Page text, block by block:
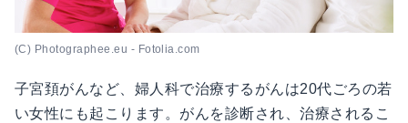
(C) Photographee.eu - Fotolia.com
子宮頚がんなど、婦人科で治療するがんは20代ごろの若
い女性にも起こります。がんを診断され、治療されるこ